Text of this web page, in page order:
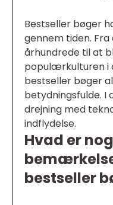
Bestseller bøger
gennem tiden.
århundrede til at
populærkulturen i
bestseller bøger
betydningsfulde. I
drejning med
indflydelse.
Hvad er
bestseller